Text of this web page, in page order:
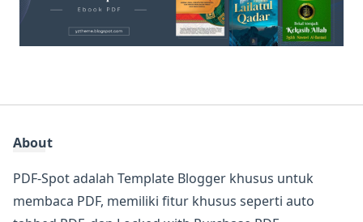
About
PDF-Spot adalah Template Blogger khusus untuk
membaca PDF, memiliki fitur khusus seperti auto